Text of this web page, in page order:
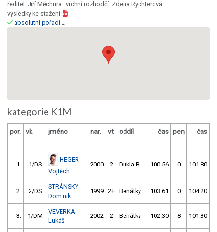
ředitel: Jiří Měchura vrchní rozhodčí: Zdena Rychterová
výsledky ke stažení:
absolutní pořadíL
kategorie K1M
por. vk jméno nar. vt oddíl čas pen čas
1. 1/DS
HEGER
Vojtěch
2000 2 Dukla B. 100.56 0 101.80
2. 2/DS
STRÁNSKÝ
Dominik
1999 2+ Benátky 103.61 0 104.20
3. 1/DM
VEVERKA
Lukáš
2002 2 Benátky 102.30 8 101.30